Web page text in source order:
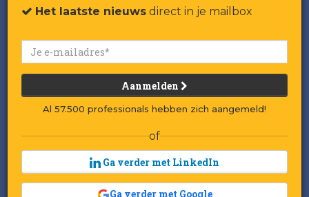
Het laatste nieuws direct in je mailbox
Aanmelden
Al 57.500 professionals hebben zich aangemeld!
of
Ga verder met LinkedIn
Ga verder met Google